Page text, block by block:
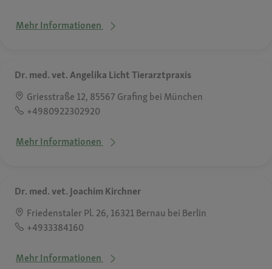
Mehr Informationen
Dr. med. vet. Angelika Licht Tierarztpraxis
Griesstraße 12, 85567 Grafing bei München
+4980922302920
Mehr Informationen
Dr. med. vet. Joachim Kirchner
Friedenstaler Pl. 26, 16321 Bernau bei Berlin
+4933384160
Mehr Informationen